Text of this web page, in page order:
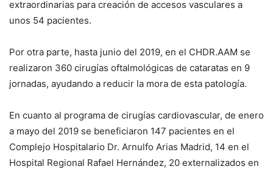
extraordinarias para creación de accesos vasculares a
unos 54 pacientes.
Por otra parte, hasta junio del 2019, en el CHDR.AAM se
realizaron 360 cirugías oftalmológicas de cataratas en 9
jornadas, ayudando a reducir la mora de esta patología.
En cuanto al programa de cirugías cardiovascular, de enero
a mayo del 2019 se beneficiaron 147 pacientes en el
Complejo Hospitalario Dr. Arnulfo Arias Madrid, 14 en el
Hospital Regional Rafael Hernández, 20 externalizados en